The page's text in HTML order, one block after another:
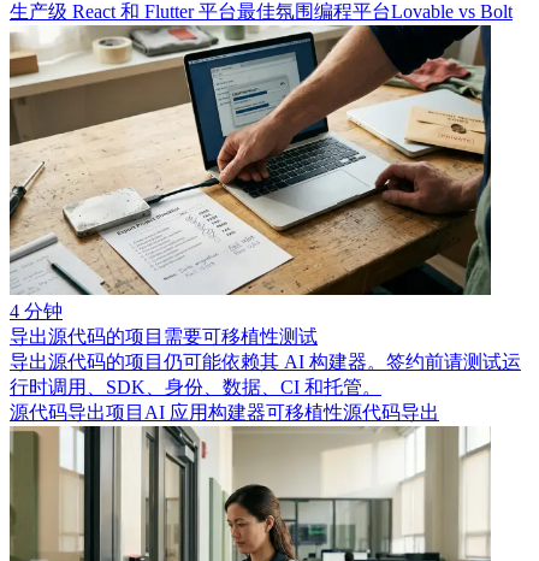
生产级 React 和 Flutter 平台最佳氛围编程平台Lovable vs Bolt
4 分钟
导出源代码的项目需要可移植性测试
导出源代码的项目仍可能依赖其 AI 构建器。签约前请测试运
行时调用、SDK、身份、数据、CI 和托管。
源代码导出项目 AI 应用构建器可移植性源代码导出